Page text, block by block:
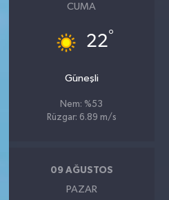
CUMA
22°
Güneşli
Nem: %53
Rüzgar: 6.89 m/s
09 AĞUSTOS
PAZAR